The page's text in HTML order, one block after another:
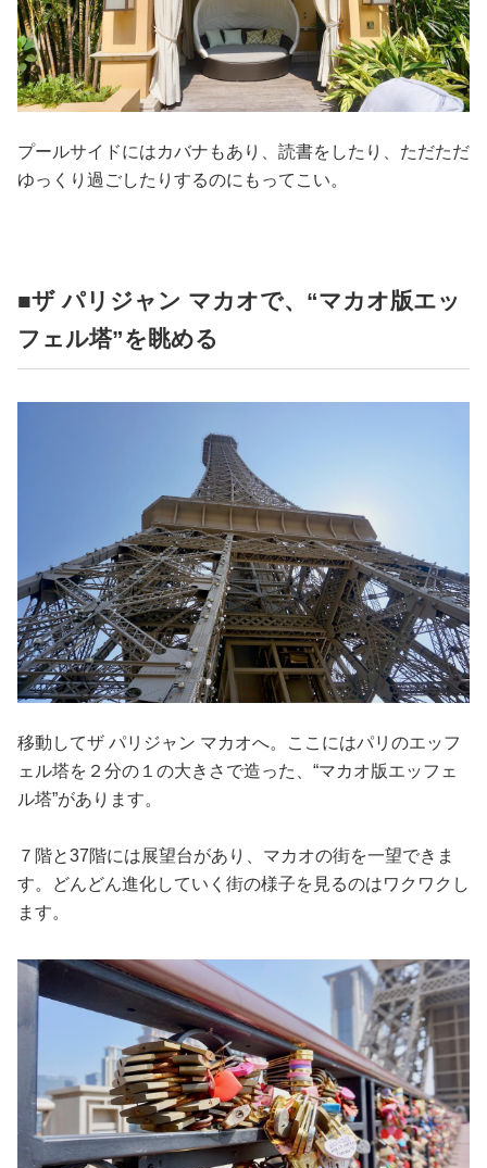
プールサイドにはカバナもあり、読書をしたり、ただただ
ゆっくり過ごしたりするのにもってこい。
■ザ パリジャン マカオで、“マカオ版エッ
フェル塔”を眺める
移動してザ パリジャン マカオへ。ここにはパリのエッフ
ェル塔を２分の１の大きさで造った、“マカオ版エッフェ
ル塔”があります。
７階と37階には展望台があり、マカオの街を一望できま
す。どんどん進化していく街の様子を見るのはワクワクし
ます。